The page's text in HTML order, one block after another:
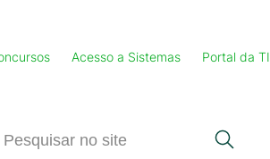
Acesso a Sistemas Portal da TI